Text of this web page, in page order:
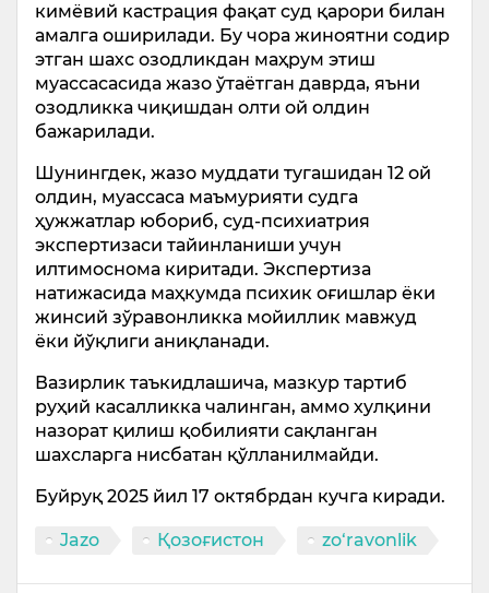
кимёвий кастрация фақат суд қарори билан
амалга оширилади. Бу чора жиноятни содир
этган шахс озодликдан маҳрум этиш
муассасасида жазо ўтаётган даврда, яъни
озодликка чиқишдан олти ой олдин
бажарилади.
Шунингдек, жазо муддати тугашидан 12 ой
олдин, муассаса маъмурияти судга
ҳужжатлар юбориб, суд-психиатрия
экспертизаси тайинланиши учун
илтимоснома киритади. Экспертиза
натижасида маҳкумда психик оғишлар ёки
жинсий зўравонликка мойиллик мавжуд
ёки йўқлиги аниқланади.
Вазирлик таъкидлашича, мазкур тартиб
руҳий касалликка чалинган, аммо хулқини
назорат қилиш қобилияти сақланган
шахсларга нисбатан қўлланилмайди.
Буйруқ 2025 йил 17 октябрдан кучга киради.
Jazo Қозоғистон zo‘ravonlik